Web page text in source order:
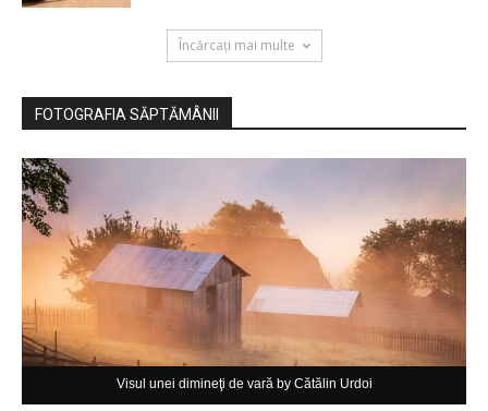
Încărcați mai multe
FOTOGRAFIA SĂPTĂMÂNII
Visul unei dimineţi de vară by Cătălin Urdoi